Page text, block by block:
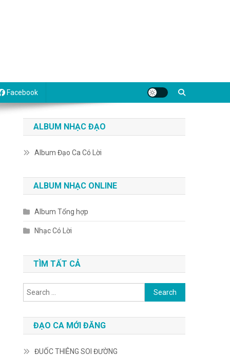
Facebook
ALBUM NHẠC ĐẠO
Album Đạo Ca Có Lời
ALBUM NHẠC ONLINE
Album Tổng hợp
Nhạc Có Lời
TÌM TẤT CẢ
Search
for:
ĐẠO CA MỚI ĐĂNG
ĐUỐC THIÊNG SOI ĐƯỜNG